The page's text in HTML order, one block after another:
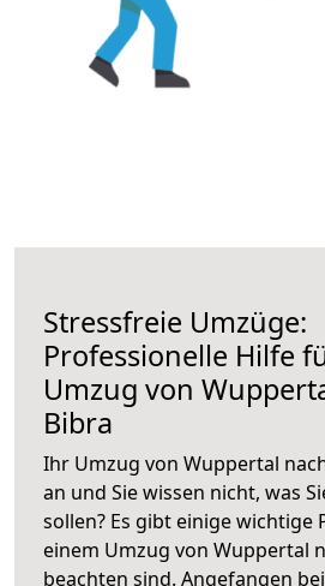
Stressfreie Umzüge:
Professionelle Hilfe
Umzug von
Bibra
Ihr Umzug von Wuppertal
an und Sie wissen nicht, was
sollen? Es gibt einige wichtige
einem Umzug von Wuppertal
beachten sind. Angefangen